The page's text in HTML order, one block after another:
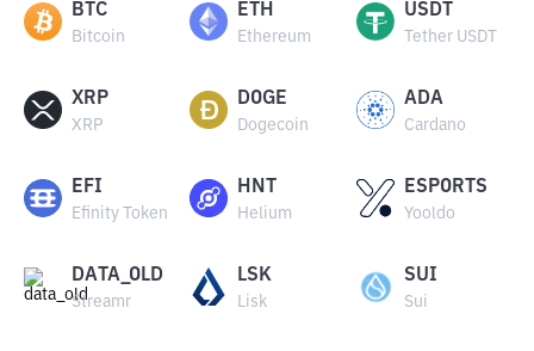
BTC
Bitcoin
ETH
Ethereum
USDT
Tether USDT
XRP
XRP
DOGE
Dogecoin
ADA
Cardano
EFI
Efinity Token
HNT
Helium
ESPORTS
Yooldo
DATA_OLD
Streamr
LSK
Lisk
SUI
Sui